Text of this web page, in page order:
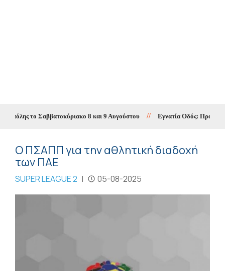
το Σαββατοκύριακο 8 και 9 Αυγούστου // Εγνατία Οδός: Προσωρινές
Ο ΠΣΑΠΠ για την αθλητική διαδοχή
των ΠΑΕ
SUPER LEAGUE 2 | 05-08-2025